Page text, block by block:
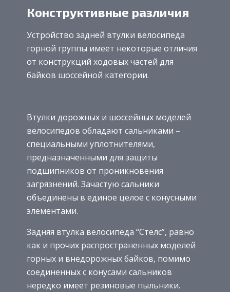
Конструктивные различия
Устройство задней втулки велосипеда
горной группы имеет некоторые отличия
от конструкций ходовых частей для
байков шоссейной категории.
Втулки дорожных и шоссейных моделей
велосипедов обладают сальниками –
специальными уплотнителями,
предназначенными для защиты
подшипников от проникновения
загрязнений. Зачастую сальники
объединены в единое целое с конусными
элементами.
Задняя втулка велосипеда “Стелс”, равно
как и прочих распространенных моделей
горных и внедорожных байков, помимо
соединенных с конусами сальников
нередко имеет резиновые пыльники.